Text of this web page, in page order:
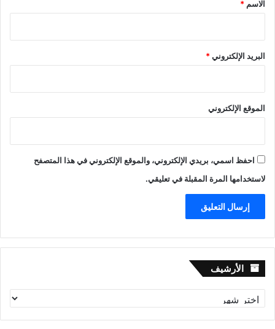
الاسم *
البريد الإلكتروني*
الموقع الإلكتروني
احفظ اسمي، بريدي الإلكتروني، والموقع الإلكتروني في هذا المتصفح
لاستخدامها المرة المقبلة في تعليقي.
الأرشيف الأرشيف